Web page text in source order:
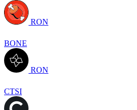
RON
BONE
RON
CTSI